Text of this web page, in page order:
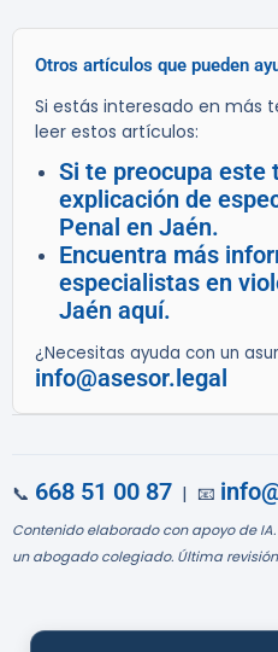
Otros artículos que pueden
Si estás interesado en más
leer estos artículos:
Si te preocupa este
explicación de
Penal en Jaén.
Encuentra más
especialistas en
Jaén aquí.
¿Necesitas ayuda con un
info@asesor.legal
📞 668 51 00 87 | 📧
Contenido elaborado con apoyo de
un abogado colegiado. Última